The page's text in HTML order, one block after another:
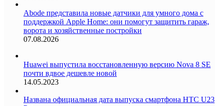
Abode представила новые датчики для умного дома с
поддержкой Apple Home: они помогут защитить гараж,
ворота и хозяйственные постройки
07.08.2026
Huawei выпустила восстановленную версию Nova 8 SE
почти вдвое дешевле новой
14.05.2023
Названа официальная дата выпуска смартфона HTC U23